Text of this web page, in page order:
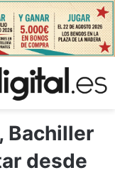
Bachiller
desde